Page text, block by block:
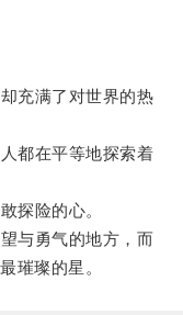
充满了对世界的热
都在平等地探索着
探险的心。
与勇气的地方，而
璀璨的星。